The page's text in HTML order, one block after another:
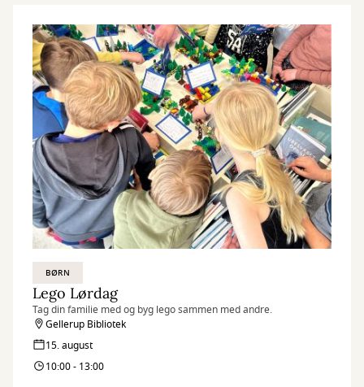
BØRN
Lego Lørdag
Tag din familie med og byg lego sammen med andre.
Gellerup Bibliotek
15. august
10:00 - 13:00